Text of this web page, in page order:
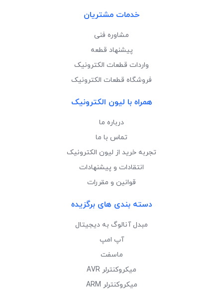
خدمات مشتریان
مشاوره فنی
پیشنهاد قطعه
واردات قطعات الکترونیک
فروشگاه قطعات الکترونیک
همراه با لیون الکترونیک
درباره ما
تماس با ما
تجربه خرید از لیون الکترونیک
انتقادات و پیشنهادات
قوانین و مقررات
دسته بندی های برگزیده
مبدل آنالوگ به دیجیتال
آپ امپ
ماسفت
میکروکنترلر AVR
میکروکنترلر ARM